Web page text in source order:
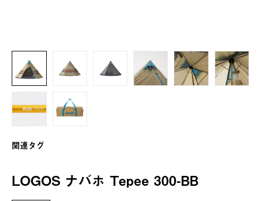
関連タグ
LOGOS ナバホ Tepee 300-BB